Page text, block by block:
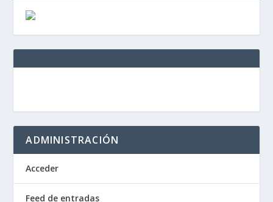
ADMINISTRACIÓN
Acceder
Feed de entradas